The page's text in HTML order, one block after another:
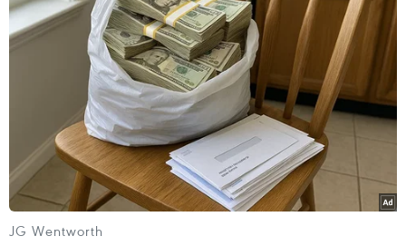
TIN LIÊN QUAN
JG Wentworth